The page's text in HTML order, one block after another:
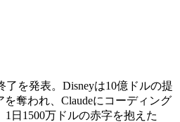
了を発表。Disneyは10億ドルの提
奪われ、Claudeにコーディング
日1500万ドルの赤字を抱えた